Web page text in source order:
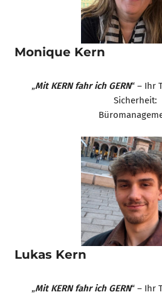
Monique Kern
„Mit KERN fahr ich GERN“ – Ihr
Sicherheit:
Lukas Kern
„Mit KERN fahr ich GERN“ – Ihr